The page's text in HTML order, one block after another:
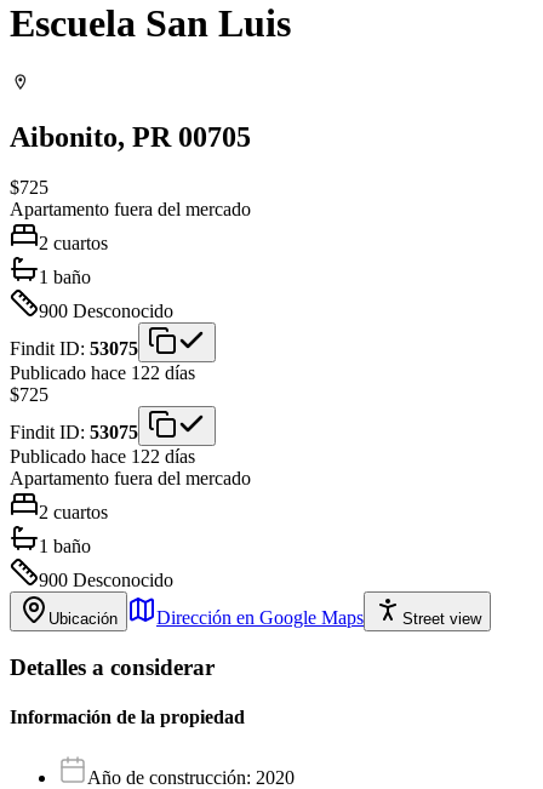
Escuela San Luis
Aibonito, PR 00705
$725
Apartamento fuera del mercado
2 cuartos
1 baño
900 Desconocido
Findit ID: 53075
Publicado hace 122 días
$725
Findit ID: 53075
Publicado hace 122 días
Apartamento fuera del mercado
2 cuartos
1 baño
900 Desconocido
Ubicación Dirección en Google Maps Street view
Detalles a considerar
Información de la propiedad
Año de construcción: 2020